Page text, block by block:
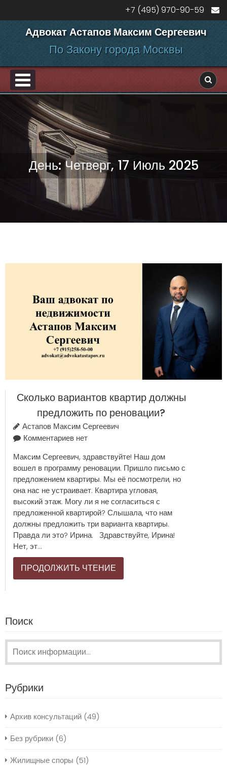
+7 (495) 970-90-59
Адвокат Астапов Максим Сергеевич
По Закону города Москвы
День:Четверг, 17 Июль 2025
Сколько вариантов квартир должны
предложить по реновации?
Астапов Максим Сергеевич
Комментариев нет
Максим Сергеевич, здравствуйте! Наш дом
вошел в программу реновации. Пришло письмо с
предложением квартиры. Мы её посмотрели, но
она нас не устраивает. Квартира угловая,
высокий этаж. Могу ли я не согласиться с
предложенной квартирой? Слышала, что нам
должны предложить три варианта квартиры.
Правда ли это? Ирина. Здравствуйте, Ирина!
Нет, эт...
ПРОДОЛЖИТЬ ЧТЕНИЕ
Поиск
Поиск:
Рубрики
Архив консультаций (49)
Без рубрики (6)
Жилищные споры (51)